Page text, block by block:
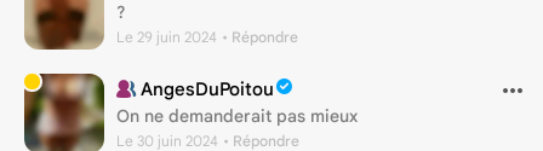
?
Le 29 juin 2024 • Répondre
AngesDuPoitou
On ne demanderait pas mieux
Le 30 juin 2024 • Répondre